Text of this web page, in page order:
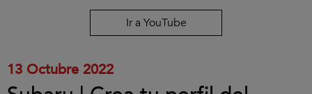
Ir a YouTube
13 Octubre 2022